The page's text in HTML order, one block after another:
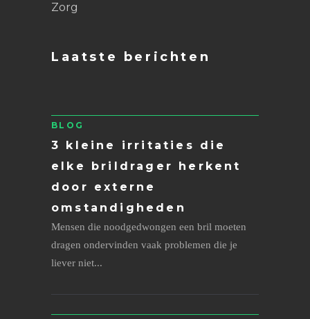
Zorg
Laatste berichten
BLOG
3 kleine irritaties die
elke brildrager herkent
door externe
omstandigheden
Mensen die noodgedwongen een bril moeten
dragen ondervinden vaak problemen die je
liever niet...